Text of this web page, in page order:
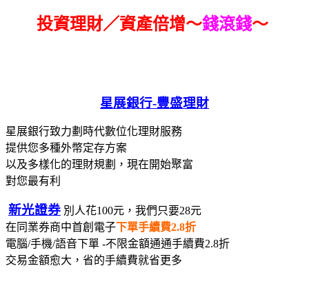
投資理財／資產倍增～錢滾錢～
星展銀行-豐盛理財
星展銀行致力劃時代數位化理財服務
提供您多種外幣定存方案
以及多樣化的理財規劃，現在開始聚富
對您最有利
新光證券 別人花100元，我們只要28元
在同業券商中首創電子下單手續費2.8折
電腦/手機/語音下單 -不限金額通通手續費2.8折
交易金額愈大，省的手續費就省更多